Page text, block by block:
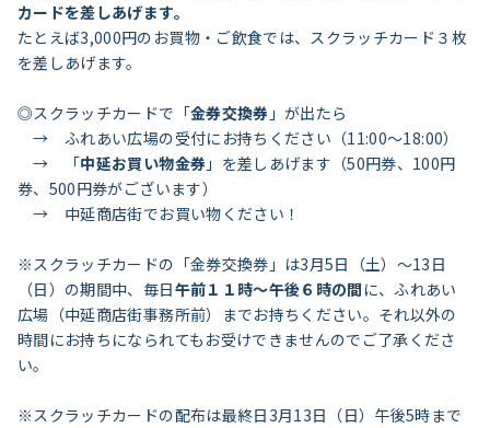
カードを差しあげます。
たとえば3,000円のお買物・ご飲食では、スクラッチカード３枚
を差しあげます。
◎スクラッチカードで「金券交換券 」が出たら
→ ふれあい広場の受付にお持ちください（11:00～18:00）
→ 「中延お買い物金券 」を差しあげます（50円券、100円
券、500円券がございます）
→ 中延商店街でお買い物ください！
※スクラッチカードの「金券交換券」は3月5日（土）〜13日
（日）の期間中、毎日午前１１時～午後６時の間 に、ふれあい
広場（中延商店街事務所前）までお持ちください。それ以外の
時間にお持ちになられてもお受けできませんのでご了承くださ
い。
※スクラッチカードの配布は最終日3月13日（日）午後5時まで